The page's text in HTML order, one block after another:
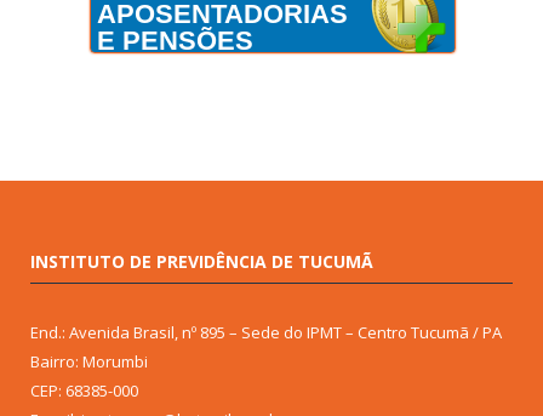
APOSENTADORIAS
E PENSÕES
INSTITUTO DE PREVIDÊNCIA DE TUCUMÃ
End.: Avenida Brasil, nº 895 – Sede do IPMT – Centro Tucumã / PA
Bairro: Morumbi
CEP: 68385-000